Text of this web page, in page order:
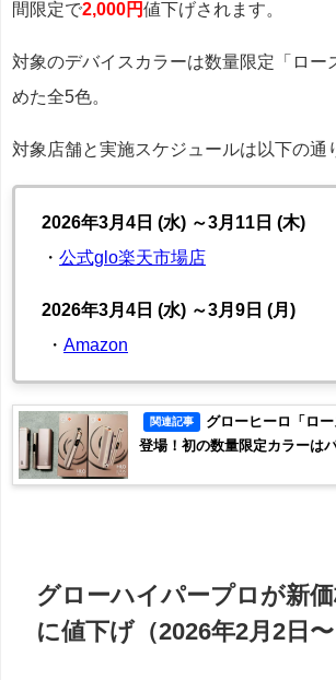
間限定で2,000円値下げされます。
対象のデバイスカラーは数量限定「ロー
めた全5色。
対象店舗と実施スケジュールは以下の通
2026年3月4日 (水) ～3月11日 (木)
・ 公式glo楽天市場店
2026年3月4日 (水) ～3月9日 (月)
・ Amazon
関連記事
グローヒーロ「ロ
登場！初の数量限定カラーは
グローハイパープロが新価
に値下げ（2026年2月2日〜